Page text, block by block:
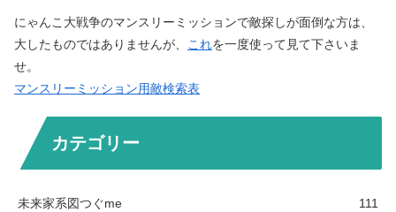
にゃんこ大戦争のマンスリーミッションで敵探しが面倒な方は、
大したものではありませんが、
これを一度使って見て下さいま
せ。
マンスリーミッション用敵検索表
カテゴリー
未来家系図つぐme 111